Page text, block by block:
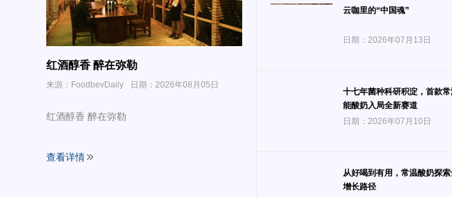
红酒醇香 醉在弥勒
来源：FoodbevDaily 日期：2026年08月05日
红酒醇香 醉在弥勒
查看详情
云咖里的“中国魂”
日期：2026年07月13日
十七年菌种科研积淀，首款
能酸奶入局全新赛道
日期：2026年07月10日
从好喝到有用，常温酸奶探
增长路径